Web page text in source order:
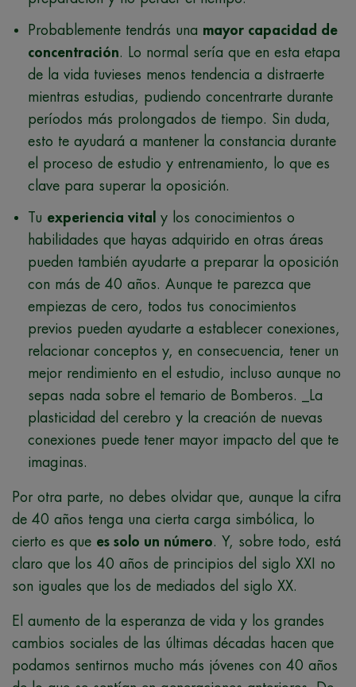
Probablemente tendrás una mayor capacidad de
concentración. Lo normal sería que en esta etapa
de la vida tuvieses menos tendencia a distraerte
mientras estudias, pudiendo concentrarte durante
períodos más prolongados de tiempo. Sin duda,
esto te ayudará a mantener la constancia durante
el proceso de estudio y entrenamiento, lo que es
clave para superar la oposición.
Tu experiencia vital
y los conocimientos o
habilidades que hayas adquirido en otras áreas
pueden también ayudarte a preparar la oposición
con más de 40 años. Aunque te parezca que
empiezas de cero, todos tus conocimientos
previos pueden ayudarte a establecer conexiones,
relacionar conceptos y, en consecuencia, tener un
mejor rendimiento en el estudio, incluso aunque no
sepas nada sobre el temario de Bomberos. _La
plasticidad del cerebro y la creación de nuevas
conexiones puede tener mayor impacto del que te
imaginas.
Por otra parte, no debes olvidar que, aunque la cifra
de 40 años tenga una cierta carga simbólica, lo
cierto es que es solo un número. Y, sobre todo, está
claro que los 40 años de principios del siglo XXI no
son iguales que los de mediados del siglo XX.
El aumento de la esperanza de vida y los grandes
cambios sociales de las últimas décadas hacen que
podamos sentirnos mucho más jóvenes con 40 años